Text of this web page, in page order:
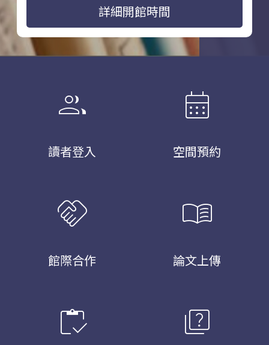
詳細開館時間
group
讀者登入
calendar_month
空間預約
handshake
館際合作
menu_book
論文上傳
inventory quiz